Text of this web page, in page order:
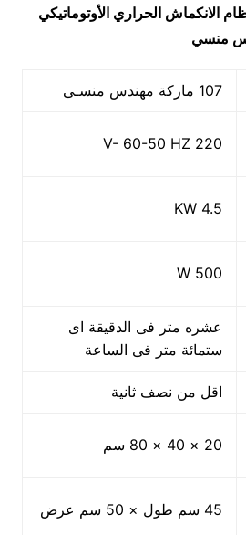
الانكماش الحراري الأوتوماتيكي
107 ماركة مهندس منسـى
220 V- 60-50 HZ
4.5 KW
500 W
عشره متر فى الدقيقة اى
ستمائة متر فى الساعة
اقل من نصف ثانية
20 × 40 × 80 سم
45 سم طول × 50 سم عرض